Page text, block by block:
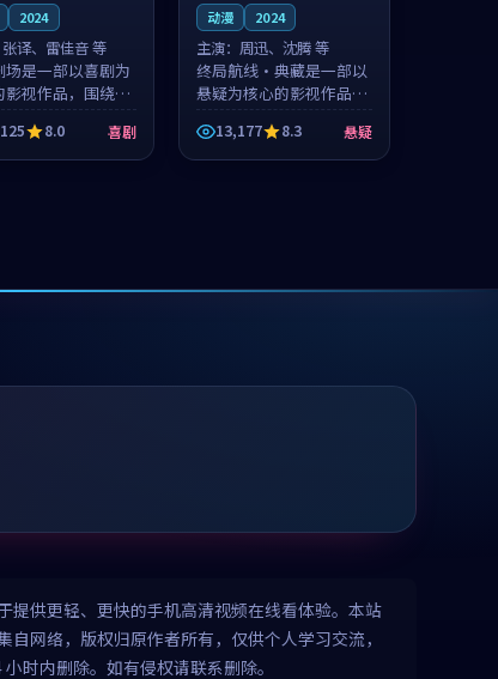
2024
张译、雷佳音 等
场是一部以喜剧为
影视作品，围绕危
转与人物成长展
体节奏紧凑，值得
看。
8.0 喜剧
动漫 2024
主演： 周迅、沈腾 等
终局航线·典藏是一部以
悬疑为核心的影视作品，
围绕危机、反转与人物成
长展开，整体节奏紧凑，
值得推荐观看。
13,177 8.3 悬疑
提供更轻、更快的手机高清视频在线看体验。本站
自网络，版权归原作者所有，仅供个人学习交流，
时内删除。如有侵权请联系删除。